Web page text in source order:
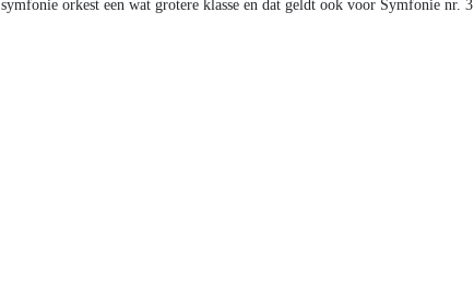
symfonie orkest een wat grotere klasse en dat geldt ook voor Symfonie nr.